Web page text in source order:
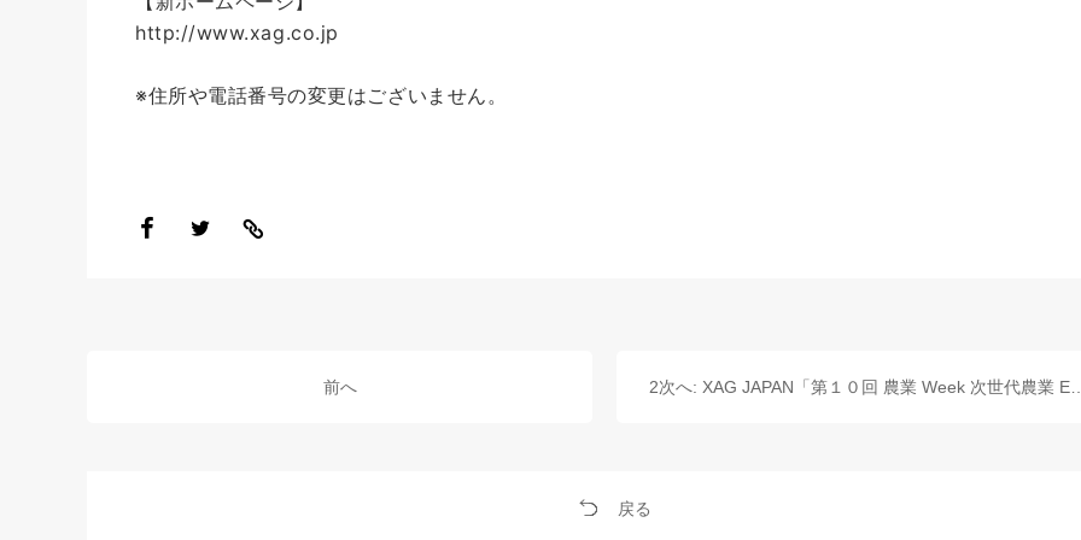
http://www.xag.co.jp
※住所や電話番号の変更はございません。
前へ 2次へ: XAG JAPAN「第１０回 農業 Week 次世代農業 EXPO」ご来場のお礼
戻る